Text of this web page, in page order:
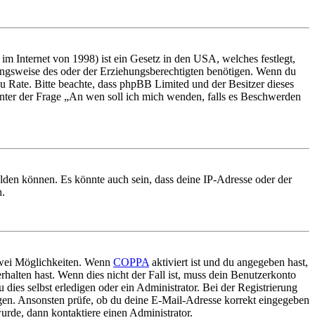
Internet von 1998) ist ein Gesetz in den USA, welches festlegt,
des oder der Erziehungsberechtigten benötigen. Wenn du
Bitte beachte, dass phpBB Limited und der Besitzer dieses
der Frage „An wen soll ich mich wenden, falls es Beschwerden
können. Es könnte auch sein, dass deine IP-Adresse oder der
Möglichkeiten. Wenn COPPA aktiviert ist und du angegeben hast,
hast. Wenn dies nicht der Fall ist, muss dein Benutzerkonto
selbst erledigen oder ein Administrator. Bei der Registrierung
Ansonsten prüfe, ob du deine E-Mail-Adresse korrekt eingegeben
dann kontaktiere einen Administrator.